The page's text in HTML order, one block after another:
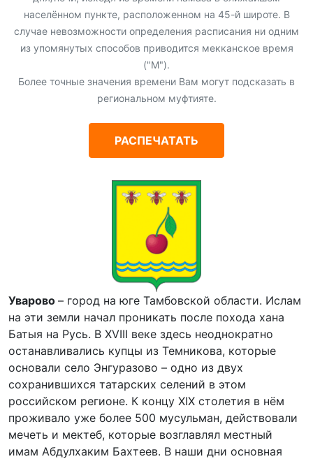
населённом пункте, расположенном на 45-й широте. В
случае невозможности определения расписания ни одним
из упомянутых способов приводится мекканское время
("М").
Более точные значения времени Вам могут подсказать в
региональном муфтияте.
РАСПЕЧАТАТЬ
Уварово – город на юге Тамбовской области. Ислам
на эти земли начал проникать после похода хана
Батыя на Русь. В XVIII веке здесь неоднократно
останавливались купцы из Темникова, которые
основали село Энгуразово – одно из двух
сохранившихся татарских селений в этом
российском регионе. К концу XIX столетия в нём
проживало уже более 500 мусульман, действовали
мечеть и мектеб, которые возглавлял местный
имам Абдулхаким Бахтеев. В наши дни основная